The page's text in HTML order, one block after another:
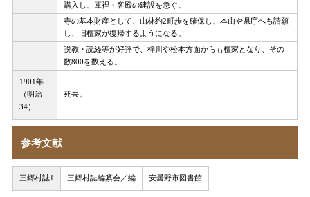
購入し、庫裡・客殿の建設を急ぐ。
寺の基本財産として、山林約2町歩を確保し、本山や県庁へも請願
し、旧檀家が復帰するようになる。
説教・読経等が好評で、梓川や松本方面からも檀家となり、その
数800を数える。
1901年
（明治
34）
死去。
参考文献
三郷村誌1 三郷村誌編纂会／編 安曇野市図書館